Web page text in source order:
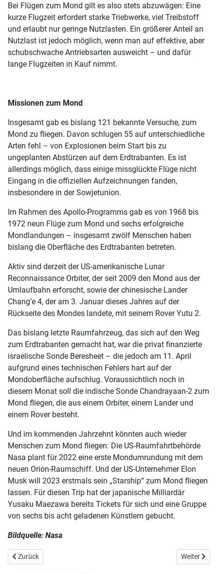
Bei Flügen zum Mond gilt es also stets abzuwägen: Eine
kurze Flugzeit erfordert starke Triebwerke, viel Treibstoff
und erlaubt nur geringe Nutzlasten. Ein größerer Anteil an
Nutzlast ist jedoch möglich, wenn man auf effektive, aber
schubschwache Antriebsarten ausweicht – und dafür
lange Flugzeiten in Kauf nimmt.
Missionen zum Mond
Insgesamt gab es bislang 121 bekannte Versuche, zum
Mond zu fliegen. Davon schlugen 55 auf unterschiedliche
Arten fehl – von Explosionen beim Start bis zu
ungeplanten Abstürzen auf dem Erdtrabanten. Es ist
allerdings möglich, dass einige missglückte Flüge nicht
Eingang in die offiziellen Aufzeichnungen fanden,
insbesondere in der Sowjetunion.
Im Rahmen des Apollo-Programms gab es von 1968 bis
1972 neun Flüge zum Mond und sechs erfolgreiche
Mondlandungen – insgesamt zwölf Menschen haben
bislang die Oberfläche des Erdtrabanten betreten.
Aktiv sind derzeit der US-amerikanische Lunar
Reconnaissance Orbiter, der seit 2009 den Mond aus der
Umlaufbahn erforscht, sowie der chinesische Lander
Chang’e 4, der am 3. Januar dieses Jahres auf der
Rückseite des Mondes landete, mit seinem Rover Yutu 2.
Das bislang letzte Raumfahrzeug, das sich auf den Weg
zum Erdtrabanten gemacht hat, war die privat finanzierte
israelische Sonde Beresheet – die jedoch am 11. April
aufgrund eines technischen Fehlers hart auf der
Mondoberfläche aufschlug. Voraussichtlich noch in
diesem Monat soll die indische Sonde Chandrayaan-2 zum
Mond fliegen, die aus einem Orbiter, einem Lander und
einem Rover besteht.
Und im kommenden Jahrzehnt könnten auch wieder
Menschen zum Mond fliegen: Die US-Raumfahrtbehörde
Nasa plant für 2022 eine erste Mondumrundung mit dem
neuen Orion-Raumschiff. Und der US-Unternehmer Elon
Musk will 2023 erstmals sein „Starship“ zum Mond fliegen
lassen. Für diesen Trip hat der japanische Milliardär
Yusaku Maezawa bereits Tickets für sich und eine Gruppe
von sechs bis acht geladenen Künstlern gebucht.
Bildquelle: Nasa
Vorheriger Beitrag: Der zweite Aufbruch ins All (I)
Zurück Nächster
Weiter